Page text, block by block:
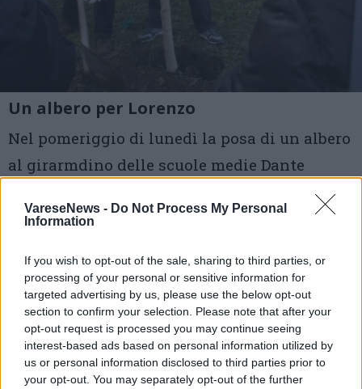
VareseNews - Do Not Process My Personal
Information
If you wish to opt-out of the sale, sharing to third parties, or
processing of your personal or sensitive information for
targeted advertising by us, please use the below opt-out
section to confirm your selection. Please note that after your
opt-out request is processed you may continue seeing
interest-based ads based on personal information utilized by
us or personal information disclosed to third parties prior to
your opt-out. You may separately opt-out of the further
Un albero per Lorenzo
Nel pomeriggio di lunedì la posa di un albero
al girarmdino delle scuole medie Dante
Alighieri per ricordare Lorenzo Mazzini, il
ragazzo scomparso lo scorso settembre in un
4 di 8
TAG cocquio trevisago